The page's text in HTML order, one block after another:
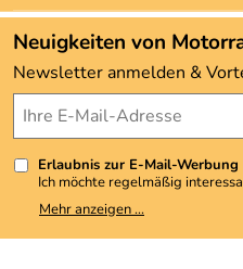
www.hepco-becker.de
Angebote
Kundenbewertungen (3.492)
4,9/5*****
Neuigkeiten von
Newsletter anmelden &
Erlaubnis zur E-Mail-Werbung
Ich möchte regelmäßig
Meine E-Mail-Adresse wird
weitergegeben. Zu statistischen
Mehr anzeigen ...